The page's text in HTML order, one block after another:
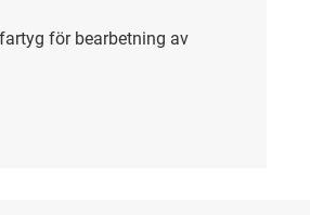
för bearbetning av